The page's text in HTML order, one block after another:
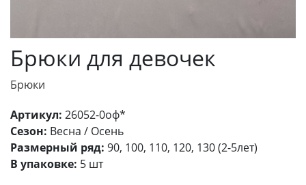
Брюки для девочек
Брюки
Артикул: 26052-0оф*
Сезон: Весна / Осень
Размерный ряд: 90, 100, 110, 120, 130 (2-5лет)
В упаковке: 5 шт